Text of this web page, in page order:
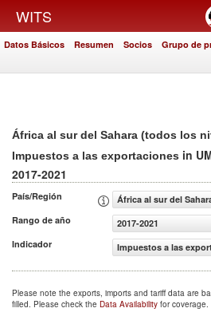
WITS
Datos Básicos Resumen Socios Grupo de
África al sur del Sahara (todos los
Impuestos a las exportaciones in
2017-2021
País/Región
África al sur del
Rango de año
2017-2021
Indicador
Impuestos a las
Please note the exports, imports and tariff data are
filled. Please check the Data Availability for coverage.